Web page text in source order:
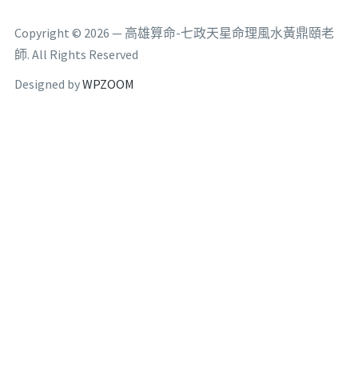
Copyright © 2026 — 高雄算命-七政天星命理風水黃鼎頤老
師. All Rights Reserved
Designed byWPZOOM